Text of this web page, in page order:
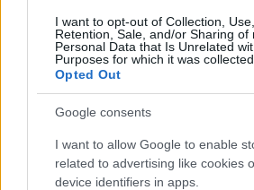
I want to opt-out of Collection, Use,
Retention, Sale, and/or Sharing of
Personal Data that Is Unrelated
Purposes for which it was collected.
Opted Out
Google consents
I want to allow Google to enable
related to advertising like cookies
device identifiers in apps.